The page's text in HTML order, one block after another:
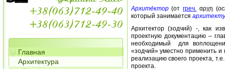
Главная
Архитектура
Архите́ктор(отгреч. αρχη (
который занимается
Архитектор (зодчий) -, как
проектную документацию –
необходимый для
«зодчий» уместно применить
реализацию своего проекта,
проекта.